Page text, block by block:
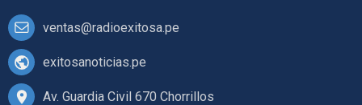
ventas@radioexitosa.pe
exitosanoticias.pe
Av. Guardia Civil 670 Chorrillos